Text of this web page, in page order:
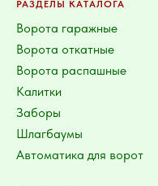
РАЗДЕЛЫ КАТАЛОГА
Ворота гаражные
Ворота откатные
Ворота распашные
Калитки
Заборы
Шлагбаумы
Автоматика для ворот